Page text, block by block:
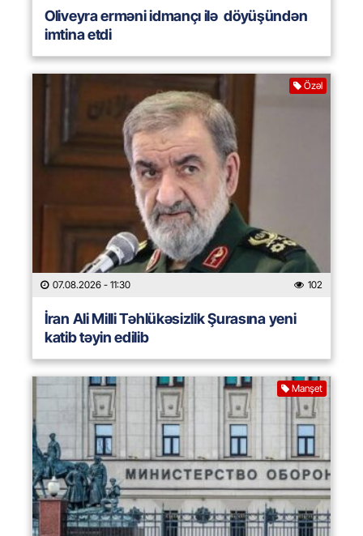
Oliveyra erməni idmançı ilə döyüşündən
imtina etdi
Özəl
07.08.2026 - 11:30 102
İran Ali Milli Təhlükəsizlik Şurasına yeni
katib təyin edilib
Manşet